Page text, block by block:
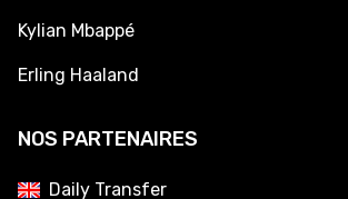
Kylian Mbappé
Erling Haaland
NOS PARTENAIRES
Daily Transfer